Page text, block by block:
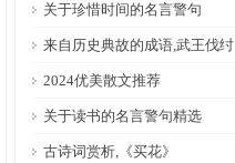
关于珍惜时间的名言警句
来自历史典故的成语,武王伐纣
2024优美散文推荐
关于读书的名言警句精选
古诗词赏析,《买花》